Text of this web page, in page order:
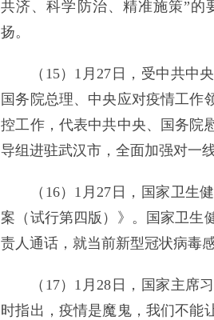
共济、科学防治、精准施策”的
扬。
（15）1月27日，受中共中央
国务院总理、中央应对疫情工作
控工作，代表中共中央、国务院
导组进驻武汉市，全面加强对一
（16）1月27日，国家卫生健
案（试行第四版）》。国家卫生
责人通话，就当前新型冠状病毒
（17）1月28日，国家主席习
时指出，疫情是魔鬼，我们不能